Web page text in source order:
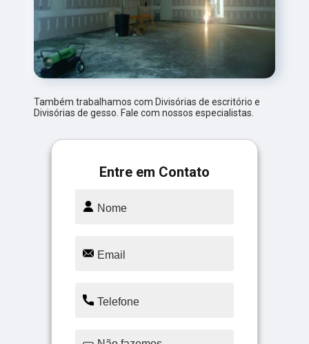
Também trabalhamos com Divisórias de escritório e
Divisórias de gesso. Fale com nossos especialistas.
Entre em Contato